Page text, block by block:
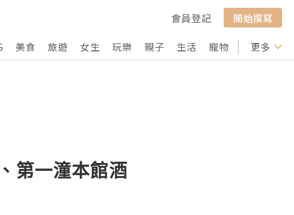
會員登記
開始撰寫
美食 旅遊 女生 玩樂 親子 生活 寵物 行山 打卡
更多
第一潼本館酒